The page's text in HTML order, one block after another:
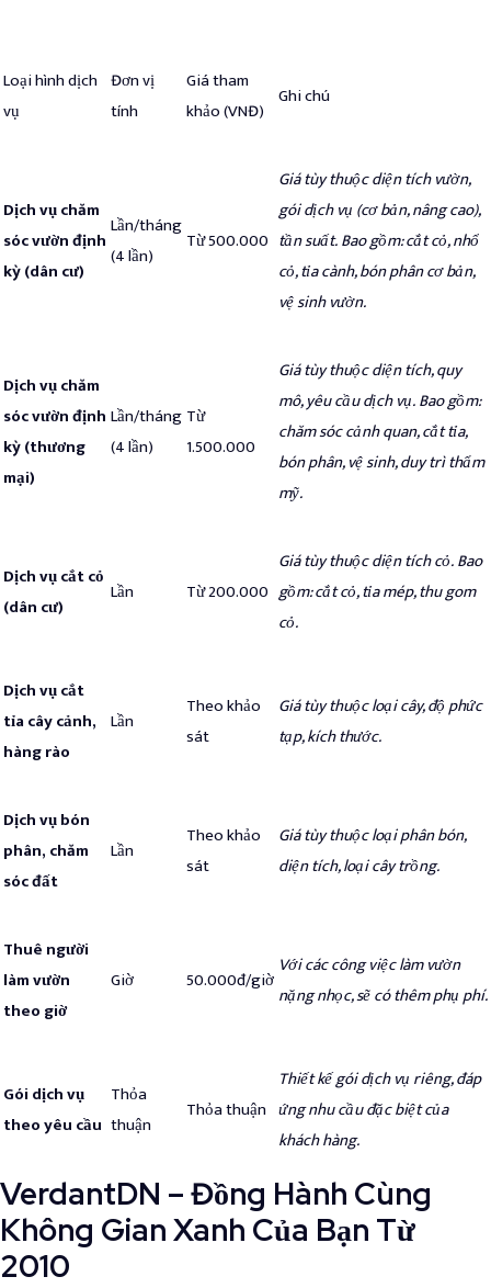
Loại hình dịch
vụ
Đơn vị
tính
Giá tham
khảo (VNĐ)
Ghi chú
Dịch vụ chăm
sóc vườn định
kỳ (dân cư)
Lần/tháng
(4 lần)
Từ 500.000
Giá tùy thuộc diện tích vườn,
gói dịch vụ (cơ bản, nâng cao),
tần suất.Bao gồm: cắt cỏ, nhổ
cỏ, tỉa cành, bón phân cơ bản,
vệ sinh vườn.
Dịch vụ chăm
sóc vườn định
kỳ (thương
mại)
Lần/tháng
(4 lần)
Từ
1.500.000
Giá tùy thuộc diện tích, quy
mô, yêu cầu dịch vụ.Bao gồm:
chăm sóc cảnh quan, cắt tỉa,
bón phân, vệ sinh, duy trì thẩm
mỹ.
Dịch vụ cắt cỏ
(dân cư)
Lần Từ 200.000
Giá tùy thuộc diện tích cỏ.Bao
gồm: cắt cỏ, tỉa mép, thu gom
cỏ.
Dịch vụ cắt
tỉa cây cảnh,
hàng rào
Lần
Theo khảo
sát
Giá tùy thuộc loại cây, độ phức
tạp, kích thước.
Dịch vụ bón
phân, chăm
sóc đất
Lần
Theo khảo
sát
Giá tùy thuộc loại phân bón,
diện tích, loại cây trồng.
Thuê người
làm vườn
theo giờ
Giờ 50.000đ/giờ
Với các công việc làm vườn
nặng nhọc, sẽ có thêm phụ phí.
Gói dịch vụ
theo yêu cầu
Thỏa
thuận
Thỏa thuận
Thiết kế gói dịch vụ riêng, đáp
ứng nhu cầu đặc biệt của
khách hàng.
VerdantDN – Đồng Hành Cùng
Không Gian Xanh Của Bạn Từ
2010